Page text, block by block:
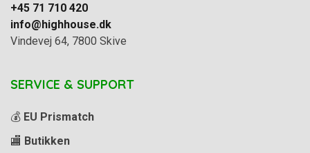
+45 71 710 420
info@highhouse.dk
Vindevej 64, 7800 Skive
SERVICE & SUPPORT
💰 EU Prismatch
🏬 Butikken